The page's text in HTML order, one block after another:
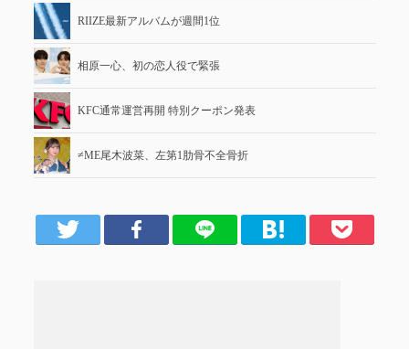
RIIZE最新アルバムが週間1位
相原一心、初の恋人役で緊張
KFC通常運営再開 特別クーポン発表
≠ME尾木波菜、左第1肋骨不全骨折
Facebook LINE はてブ Pocket